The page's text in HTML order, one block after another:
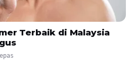
Terbaik di Malaysia